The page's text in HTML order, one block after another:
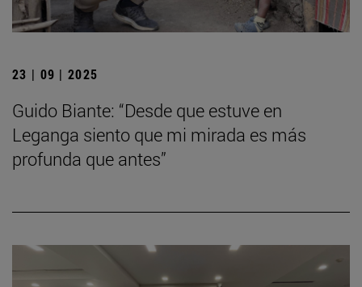
23 | 09 | 2025
Guido Biante: “Desde que estuve en
Leganga siento que mi mirada es más
profunda que antes”